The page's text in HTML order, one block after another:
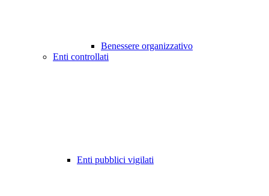
Benessere organizzativo
Enti controllati
Enti pubblici vigilati